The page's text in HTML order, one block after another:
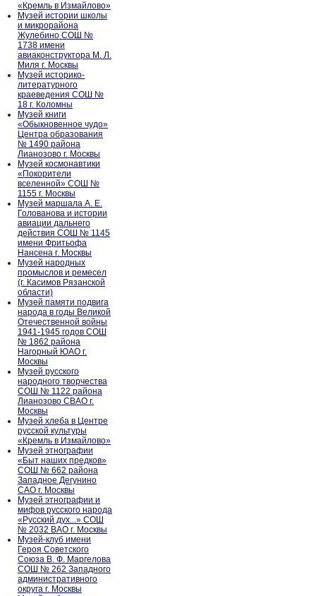
«Кремль в Измайлово»
Музей истории школы
и микрорайона
Жулебино СОШ №
1738 имени
авиаконструктора М. Л.
Миля г. Москвы
Музей историко-
литературного
краеведения СОШ №
18 г. Коломны
Музей книги
«Обыкновенное чудо»
Центра образования
№ 1490 района
Лианозово г. Москвы
Музей космонавтики
«Покорители
вселенной» СОШ №
1155 г. Москвы
Музей маршала А. Е.
Голованова и истории
авиации дальнего
действия СОШ № 1145
имени Фритьофа
Нансена г. Москвы
Музей народных
промыслов и ремесел
(г. Касимов Рязанской
области)
Музей памяти подвига
народа в годы Великой
Отечественной войны
1941-1945 годов СОШ
№ 1862 района
Нагорный ЮАО г.
Москвы
Музей русского
народного творчества
СОШ № 1122 района
Лианозово СВАО г.
Москвы
Музей хлеба в Центре
русской культуры
«Кремль в Измайлово»
Музей этнографии
«Быт наших предков»
СОШ № 662 района
Западное Дегунино
САО г. Москвы
Музей этнографии и
мифов русского народа
«Русский дух...» СОШ
№ 2032 ВАО г. Москвы
Музей-клуб имени
Героя Советского
Союза В. Ф. Маргелова
СОШ № 262 Западного
административного
округа г. Москвы